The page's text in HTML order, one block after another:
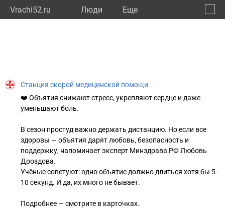
Vrachi52.ru Люди Eще
Станция скорой медицинской помощи
❤️ Объятия снижают стресс, укрепляют сердце и даже
уменьшают боль.
В сезон простуд важно держать дистанцию. Но если все
здоровы — объятия дарят любовь, безопасность и
поддержку, напоминает эксперт Минздрава РФ Любовь
Дроздова.
Учёные советуют: одно объятие должно длиться хотя бы 5–
10 секунд. И да, их много не бывает.
Подробнее — смотрите в карточках.